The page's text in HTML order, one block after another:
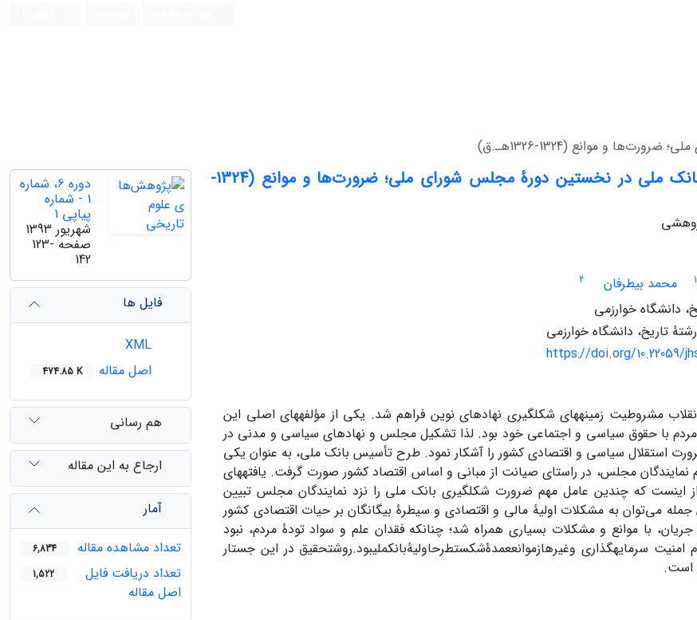
و موانع (1324-1326هـ.ق)
طرح تأسیس بانک ملی در نخستین دورۀ مجلس شورای ملی؛ ضرورت‌ها و موانع (1324-
1 محمد بیطرفان
2
دانشگاه خوارزمی
تاریخ، دانشگاه خوارزمی
https://doi.org/10.22059/
مشروطیت زمینه­های شکل­گیری نهادهای نوین فراهم شد. یکی از مؤلفه­های اصلی این
مردم با حقوق سیاسی و اجتماعی خود بود. لذا تشکیل مجلس و نهادهای سیاسی و مدنی در
استقلال سیاسی و اقتصادی کشور را آشکار نمود. طرح تأسیس بانک ملی، به عنوان یکی
نمایندگان مجلس، در راستای صیانت از مبانی و اساس اقتصاد کشور صورت گرفت. یافته­های
اینست که چندین عامل مهم ضرورت شکل­گیری بانک ملی را نزد نمایندگان مجلس تبیین
جمله می‌توان به مشکلات اولیۀ مالی و اقتصادی و سیطرۀ بیگانگان بر حیات اقتصادی کشور
جریان، با موانع و مشکلات بسیاری همراه شد؛ چنان­که فقدان علم و سواد تودۀ مردم، نبود
امنیت سرمایه­گذاری وغیرهازموانععمدۀشکستطرحاولیۀبانکملیبود.روشتحقیق در این جستار
است.
دوره 6، شماره
1 - شماره
پیاپی 1
شهریور 1393
صفحه 123-
142
فایل ها
اصل مقاله
474.85 K
هم رسانی
ارجاع به این مقاله
آمار
تعداد مشاهده مقاله
6,834
تعداد دریافت فایل
اصل مقاله
1,522